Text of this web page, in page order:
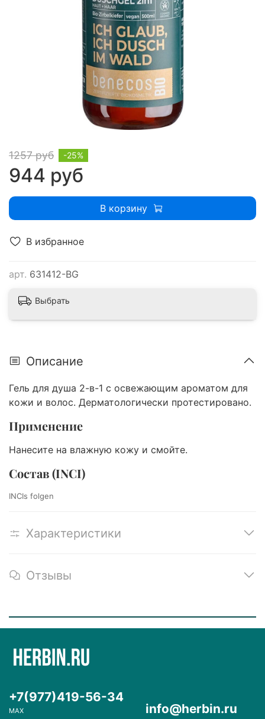
В избранное
арт. 631412-BG
1257 руб
944 руб
-25%
В корзину
Выбрать
Описание
Гель для душа 2-в-1 с освежающим ароматом для
кожи и волос. Дерматологически протестировано.
Применение
Нанесите на влажную кожу и смойте.
Состав (INCI)
INCIs folgen
Характеристики
Отзывы
+7(977)419-56-34
MAX info@herbin.ru